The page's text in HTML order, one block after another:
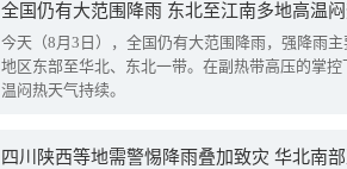
全国仍有大范围降雨 东北至江南多地高温
今天（8月3日），全国仍有大范围降雨，强降雨
地区东部至华北、东北一带。在副热带高压的掌
温闷热天气持续。